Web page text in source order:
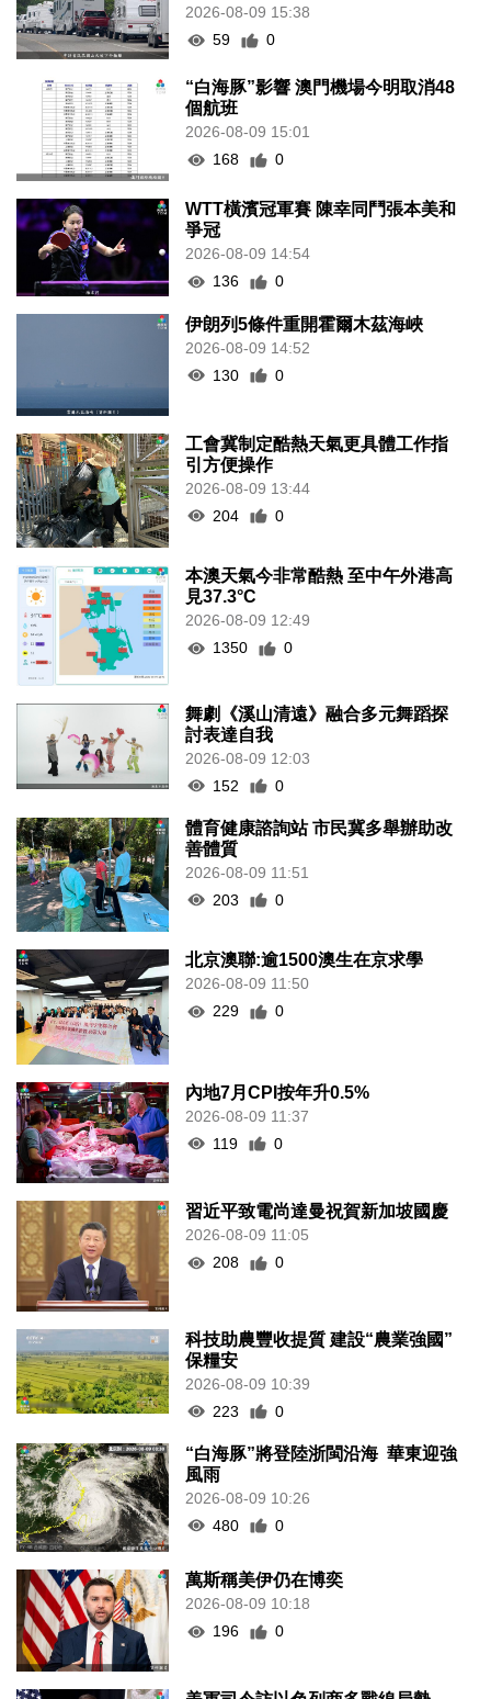
2026-08-09 15:38
59
0
“白海豚”影響 澳門機場今明取消48
個航班
2026-08-09 15:01
168
0
WTT橫濱冠軍賽 陳幸同鬥張本美和
爭冠
2026-08-09 14:54
136
0
伊朗列5條件重開霍爾木茲海峽
2026-08-09 14:52
130
0
工會冀制定酷熱天氣更具體工作指
引方便操作
2026-08-09 13:44
204
0
本澳天氣今非常酷熱 至中午外港高
見37.3°C
2026-08-09 12:49
1350
0
舞劇《溪山清遠》融合多元舞蹈探
討表達自我
2026-08-09 12:03
152
0
體育健康諮詢站 市民冀多舉辦助改
善體質
2026-08-09 11:51
203
0
北京澳聯:逾1500澳生在京求學
2026-08-09 11:50
229
0
內地7月CPI按年升0.5%
2026-08-09 11:37
119
0
習近平致電尚達曼祝賀新加坡國慶
2026-08-09 11:05
208
0
科技助農豐收提質 建設“農業強國”
保糧安
2026-08-09 10:39
223
0
“白海豚”將登陸浙閩沿海 華東迎強
風雨
2026-08-09 10:26
480
0
萬斯稱美伊仍在博奕
2026-08-09 10:18
196
0